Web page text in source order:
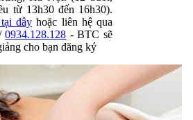
từ 13h30 đến 16h30).
đây hoặc liên hệ qua
0934.128.128 - BTC sẽ
cho bạn đăng ký